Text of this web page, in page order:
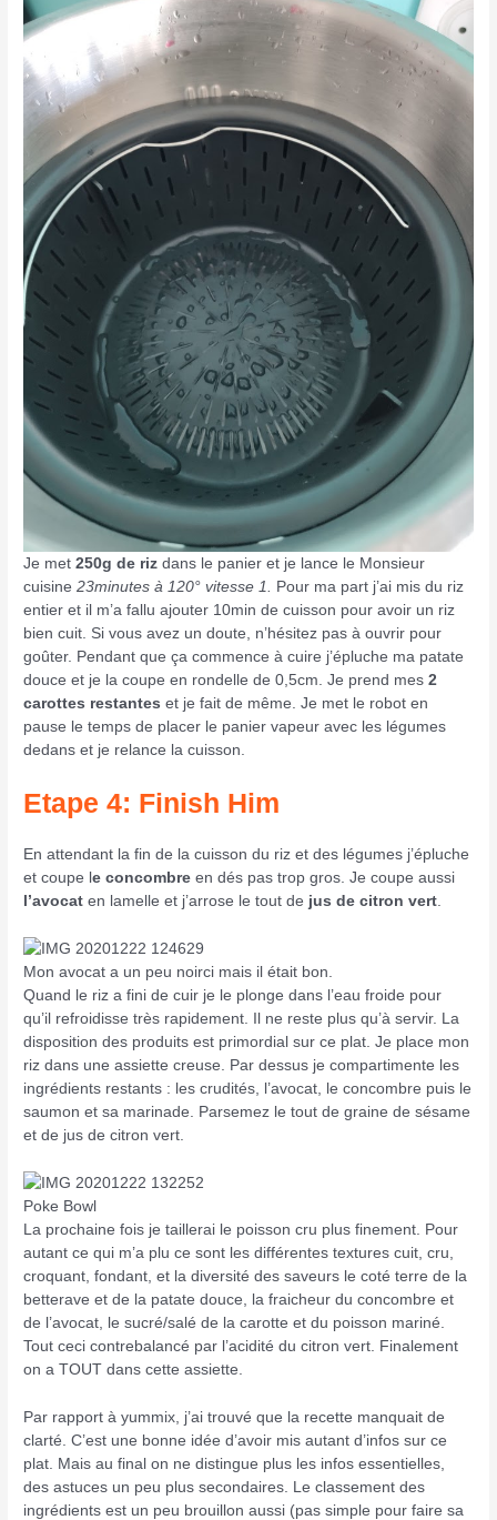
Je met250g de riz dans le panier et je lance le Monsieur
cuisine23minutes à 120° vitesse 1. Pour ma part j’ai mis du riz
entier et il m’a fallu ajouter 10min de cuisson pour avoir un riz
bien cuit. Si vous avez un doute, n’hésitez pas à ouvrir pour
goûter. Pendant que ça commence à cuire j’épluche ma patate
douce et je la coupe en rondelle de 0,5cm. Je prend mes2
carottes restantes et je fait de même. Je met le robot en
pause le temps de placer le panier vapeur avec les légumes
dedans et je relance la cuisson.
Etape 4: Finish Him
En attendant la fin de la cuisson du riz et des légumes j’épluche
et coupe le concombre en dés pas trop gros. Je coupe aussi
l’avocat en lamelle et j’arrose le tout de jus de citron vert.
Mon avocat a un peu noirci mais il était bon.
Quand le riz a fini de cuir je le plonge dans l’eau froide pour
qu’il refroidisse très rapidement. Il ne reste plus qu’à servir. La
disposition des produits est primordial sur ce plat. Je place mon
riz dans une assiette creuse. Par dessus je compartimente les
ingrédients restants : les crudités, l’avocat, le concombre puis le
saumon et sa marinade. Parsemez le tout de graine de sésame
et de jus de citron vert.
Poke Bowl
La prochaine fois je taillerai le poisson cru plus finement. Pour
autant ce qui m’a plu ce sont les différentes textures cuit, cru,
croquant, fondant, et la diversité des saveurs le coté terre de la
betterave et de la patate douce, la fraicheur du concombre et
de l’avocat, le sucré/salé de la carotte et du poisson mariné.
Tout ceci contrebalancé par l’acidité du citron vert. Finalement
on a TOUT dans cette assiette.
Par rapport à yummix, j’ai trouvé que la recette manquait de
clarté. C’est une bonne idée d’avoir mis autant d’infos sur ce
plat. Mais au final on ne distingue plus les infos essentielles,
des astuces un peu plus secondaires. Le classement des
ingrédients est un peu brouillon aussi (pas simple pour faire sa